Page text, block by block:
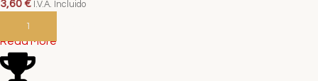
3,60€ I.V.A. Incluido
AÑADIR AL CARRITO
Read More